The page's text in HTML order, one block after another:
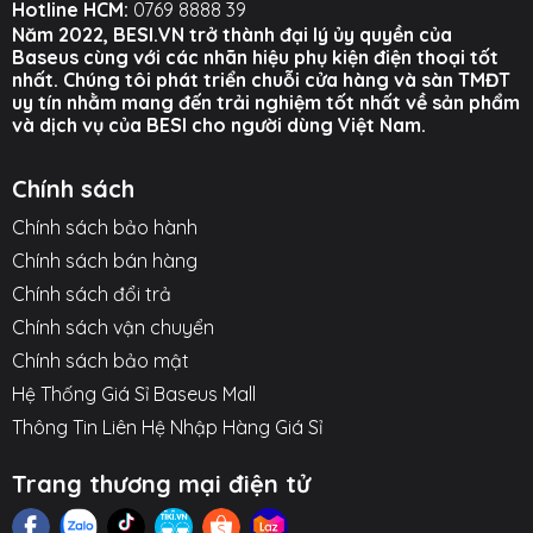
không hề che lấp cụm camera, cho phép bạn
vừa sạc vừa chụp ảnh, quay phim thoải mái.
🔋DUNG LƯỢNG 6000MAH NÂNG CẤP:Đủ
năng lượng cho khoảng 1 lần sạc đầy điện thoại,
ngày mà không gây nặng túi.
⚙️TÍNH NĂNG NỔI BẬT
Dung Lượng:6000mAh (Nâng cấp).
Sạc Ra Có Dây:
Sạc Ra Không Dây:
(Magnetic cho iP).
Sạc Vào: Type-C.
Hít Nam Châm Từ Tính: Tự động căn chỉnh
(Tương thích MagSafe).
Hotline HCM: 0769 8888 39
Năm 2022, BESI.VN trở thành đại lý ủy quyền của
Baseus cùng với các nhãn hiệu phụ kiện điện thoại tốt
nhất. Chúng tôi phát triển chuỗi cửa hàng và sàn TMĐT
uy tín nhằm mang đến trải nghiệm tốt nhất về sản phẩm
và dịch vụ của BESI cho người dùng Việt Nam.
Chính sách
Chính sách bảo hành
Chính sách bán hàng
Chính sách đổi trả
Chính sách vận chuyển
Chính sách bảo mật
Hệ Thống Giá Sỉ Baseus Mall
Thông Tin Liên Hệ Nhập Hàng Giá Sỉ
Trang thương mại điện tử